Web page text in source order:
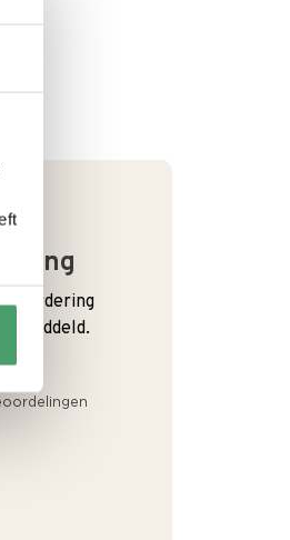
waardering